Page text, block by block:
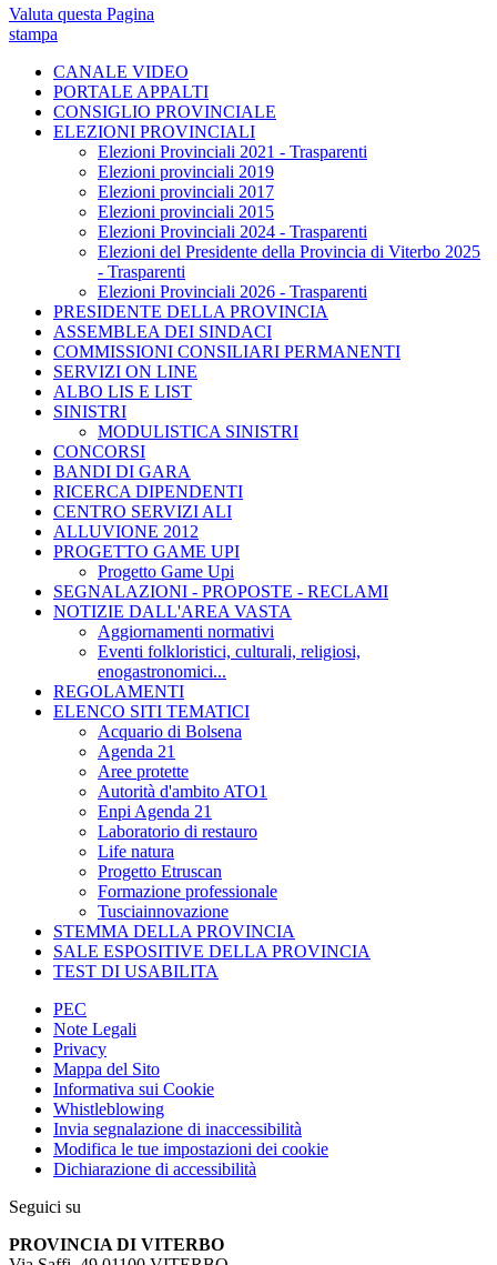
Valuta questa Pagina
stampa
CANALE VIDEO
PORTALE APPALTI
CONSIGLIO PROVINCIALE
ELEZIONI PROVINCIALI
Elezioni Provinciali 2021 - Trasparenti
Elezioni provinciali 2019
Elezioni provinciali 2017
Elezioni provinciali 2015
Elezioni Provinciali 2024 - Trasparenti
Elezioni del Presidente della Provincia di Viterbo 2025
- Trasparenti
Elezioni Provinciali 2026 - Trasparenti
PRESIDENTE DELLA PROVINCIA
ASSEMBLEA DEI SINDACI
COMMISSIONI CONSILIARI PERMANENTI
SERVIZI ON LINE
ALBO LIS E LIST
SINISTRI
MODULISTICA SINISTRI
CONCORSI
BANDI DI GARA
RICERCA DIPENDENTI
CENTRO SERVIZI ALI
ALLUVIONE 2012
PROGETTO GAME UPI
Progetto Game Upi
SEGNALAZIONI - PROPOSTE - RECLAMI
NOTIZIE DALL'AREA VASTA
Aggiornamenti normativi
Eventi folkloristici, culturali, religiosi,
enogastronomici...
REGOLAMENTI
ELENCO SITI TEMATICI
Acquario di Bolsena
Agenda 21
Aree protette
Autorità d'ambito ATO1
Enpi Agenda 21
Laboratorio di restauro
Life natura
Progetto Etruscan
Formazione professionale
Tusciainnovazione
STEMMA DELLA PROVINCIA
SALE ESPOSITIVE DELLA PROVINCIA
TEST DI USABILITA
PEC
Note Legali
Privacy
Mappa del Sito
Informativa sui Cookie
Whistleblowing
Invia segnalazione di inaccessibilità
Modifica le tue impostazioni dei cookie
Dichiarazione di accessibilità
Seguici su
PROVINCIA DI VITERBO